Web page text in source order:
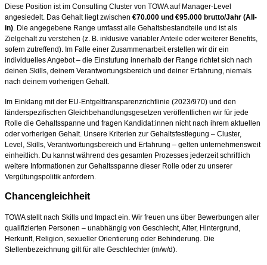
Diese Position ist im Consulting Cluster von TOWA auf Manager-Level
angesiedelt. Das Gehalt liegt zwischen €70.000 und €95.000 brutto/Jahr (All-
in). Die angegebene Range umfasst alle Gehaltsbestandteile und ist als
Zielgehalt zu verstehen (z. B. inklusive variabler Anteile oder weiterer Benefits,
sofern zutreffend). Im Falle einer Zusammenarbeit erstellen wir dir ein
individuelles Angebot – die Einstufung innerhalb der Range richtet sich nach
deinen Skills, deinem Verantwortungsbereich und deiner Erfahrung, niemals
nach deinem vorherigen Gehalt.
Im Einklang mit der EU-Entgelttransparenzrichtlinie (2023/970) und den
länderspezifischen Gleichbehandlungsgesetzen veröffentlichen wir für jede
Rolle die Gehaltsspanne und fragen Kandidat:innen nicht nach ihrem aktuellen
oder vorherigen Gehalt. Unsere Kriterien zur Gehaltsfestlegung – Cluster,
Level, Skills, Verantwortungsbereich und Erfahrung – gelten unternehmensweit
einheitlich. Du kannst während des gesamten Prozesses jederzeit schriftlich
weitere Informationen zur Gehaltsspanne dieser Rolle oder zu unserer
Vergütungspolitik anfordern.
Chancengleichheit
TOWA stellt nach Skills und Impact ein. Wir freuen uns über Bewerbungen aller
qualifizierten Personen – unabhängig von Geschlecht, Alter, Hintergrund,
Herkunft, Religion, sexueller Orientierung oder Behinderung. Die
Stellenbezeichnung gilt für alle Geschlechter (m/w/d).